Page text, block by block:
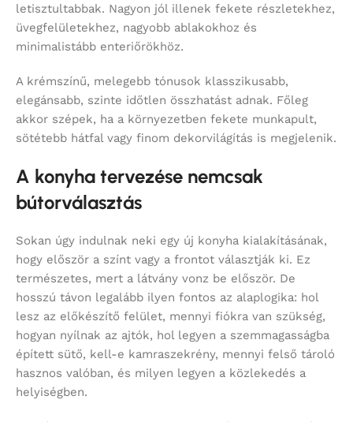
letisztultabbak. Nagyon jól illenek fekete részletekhez,
üvegfelületekhez, nagyobb ablakokhoz és
minimalistább enteriőrökhöz.
A krémszínű, melegebb tónusok klasszikusabb,
elegánsabb, szinte időtlen összhatást adnak. Főleg
akkor szépek, ha a környezetben fekete munkapult,
sötétebb hátfal vagy finom dekorvilágítás is megjelenik.
A konyha tervezése nemcsak
bútorválasztás
Sokan úgy indulnak neki egy új konyha kialakításának,
hogy először a színt vagy a frontot választják ki. Ez
természetes, mert a látvány vonz be először. De
hosszú távon legalább ilyen fontos az alaplogika: hol
lesz az előkészítő felület, mennyi fiókra van szükség,
hogyan nyílnak az ajtók, hol legyen a szemmagasságba
épített sütő, kell-e kamraszekrény, mennyi felső tároló
hasznos valóban, és milyen legyen a közlekedés a
helyiségben.